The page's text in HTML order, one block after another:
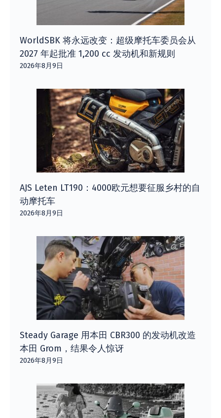
WorldSBK 将永远改变：超级摩托车委员会从
2027 年起批准 1,200 cc 发动机和新规则
2026年8月9日
AJS Leten LT190：4000欧元想要征服乡村的自
动摩托车
2026年8月9日
Steady Garage 用本田 CBR300 的发动机改造
本田 Grom，结果令人惊讶
2026年8月9日